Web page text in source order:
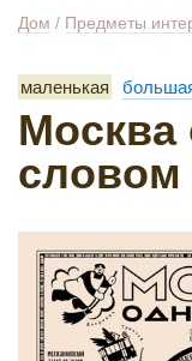
Дом / Предметы
маленькая
Москва
словом